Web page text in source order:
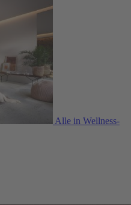
Alle in Wellness-